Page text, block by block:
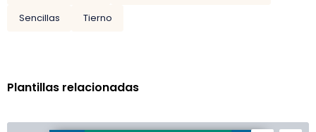
Sencillas
Tierno
Plantillas relacionadas